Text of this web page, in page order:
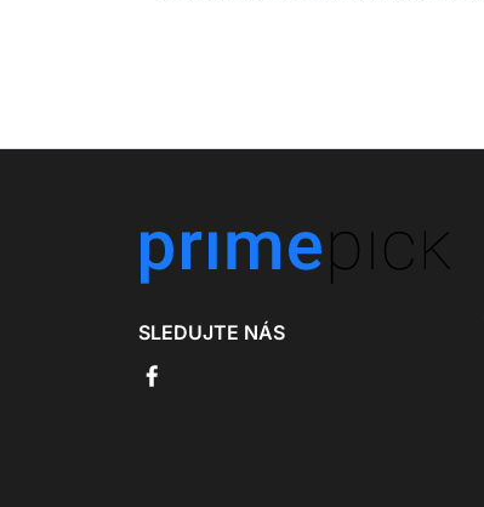
SLEDUJTE NÁS